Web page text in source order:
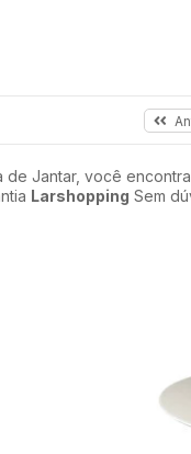
Jantar, você
Larshopping Sem